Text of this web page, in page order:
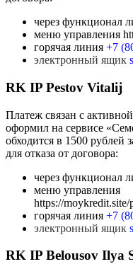
через функционал
меню управления
горячая линия +7
электронный ящик
RK IP Pestov Vitalij
Платеж связан с
оформил на сервисе
обходится в 1500
для отказа от договора:
через функционал
меню управления
https://moykredit.site/
горячая линия +7
электронный ящик
RK IP Belousov Ilya